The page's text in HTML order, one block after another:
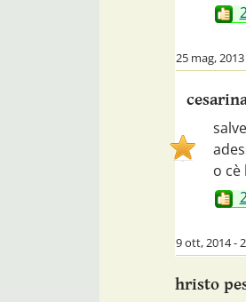
25 mag, 2013
o
9 ott, 2014 -
hristo